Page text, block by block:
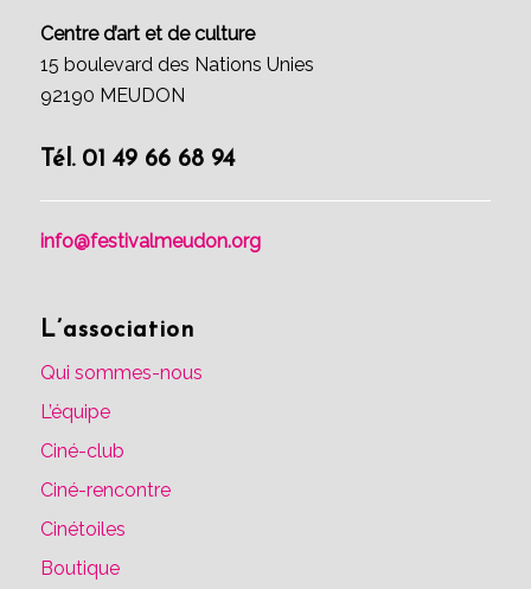
Centre d’art et de culture
15 boulevard des Nations Unies
92190 MEUDON
Tél. 01 49 66 68 94
info@festivalmeudon.org
L’association
Qui sommes-nous
L’équipe
Ciné-club
Ciné-rencontre
Cinétoiles
Boutique